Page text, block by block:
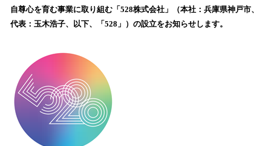
を
読
中
で
す
自尊心を育む事業に取り組む「528株式会社」（本社：兵庫県神戸市、
代表：玉木浩子、以下、「528」）の設立をお知らせします。